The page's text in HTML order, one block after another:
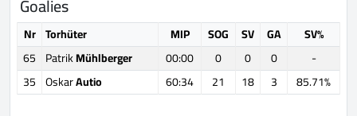
Nr Torhüter MIP SOG SV GA
SV%
65 PatrikMühlberger 00:00 0 0 0
-
35 OskarAutio 60:34 21 18 3 85.71%